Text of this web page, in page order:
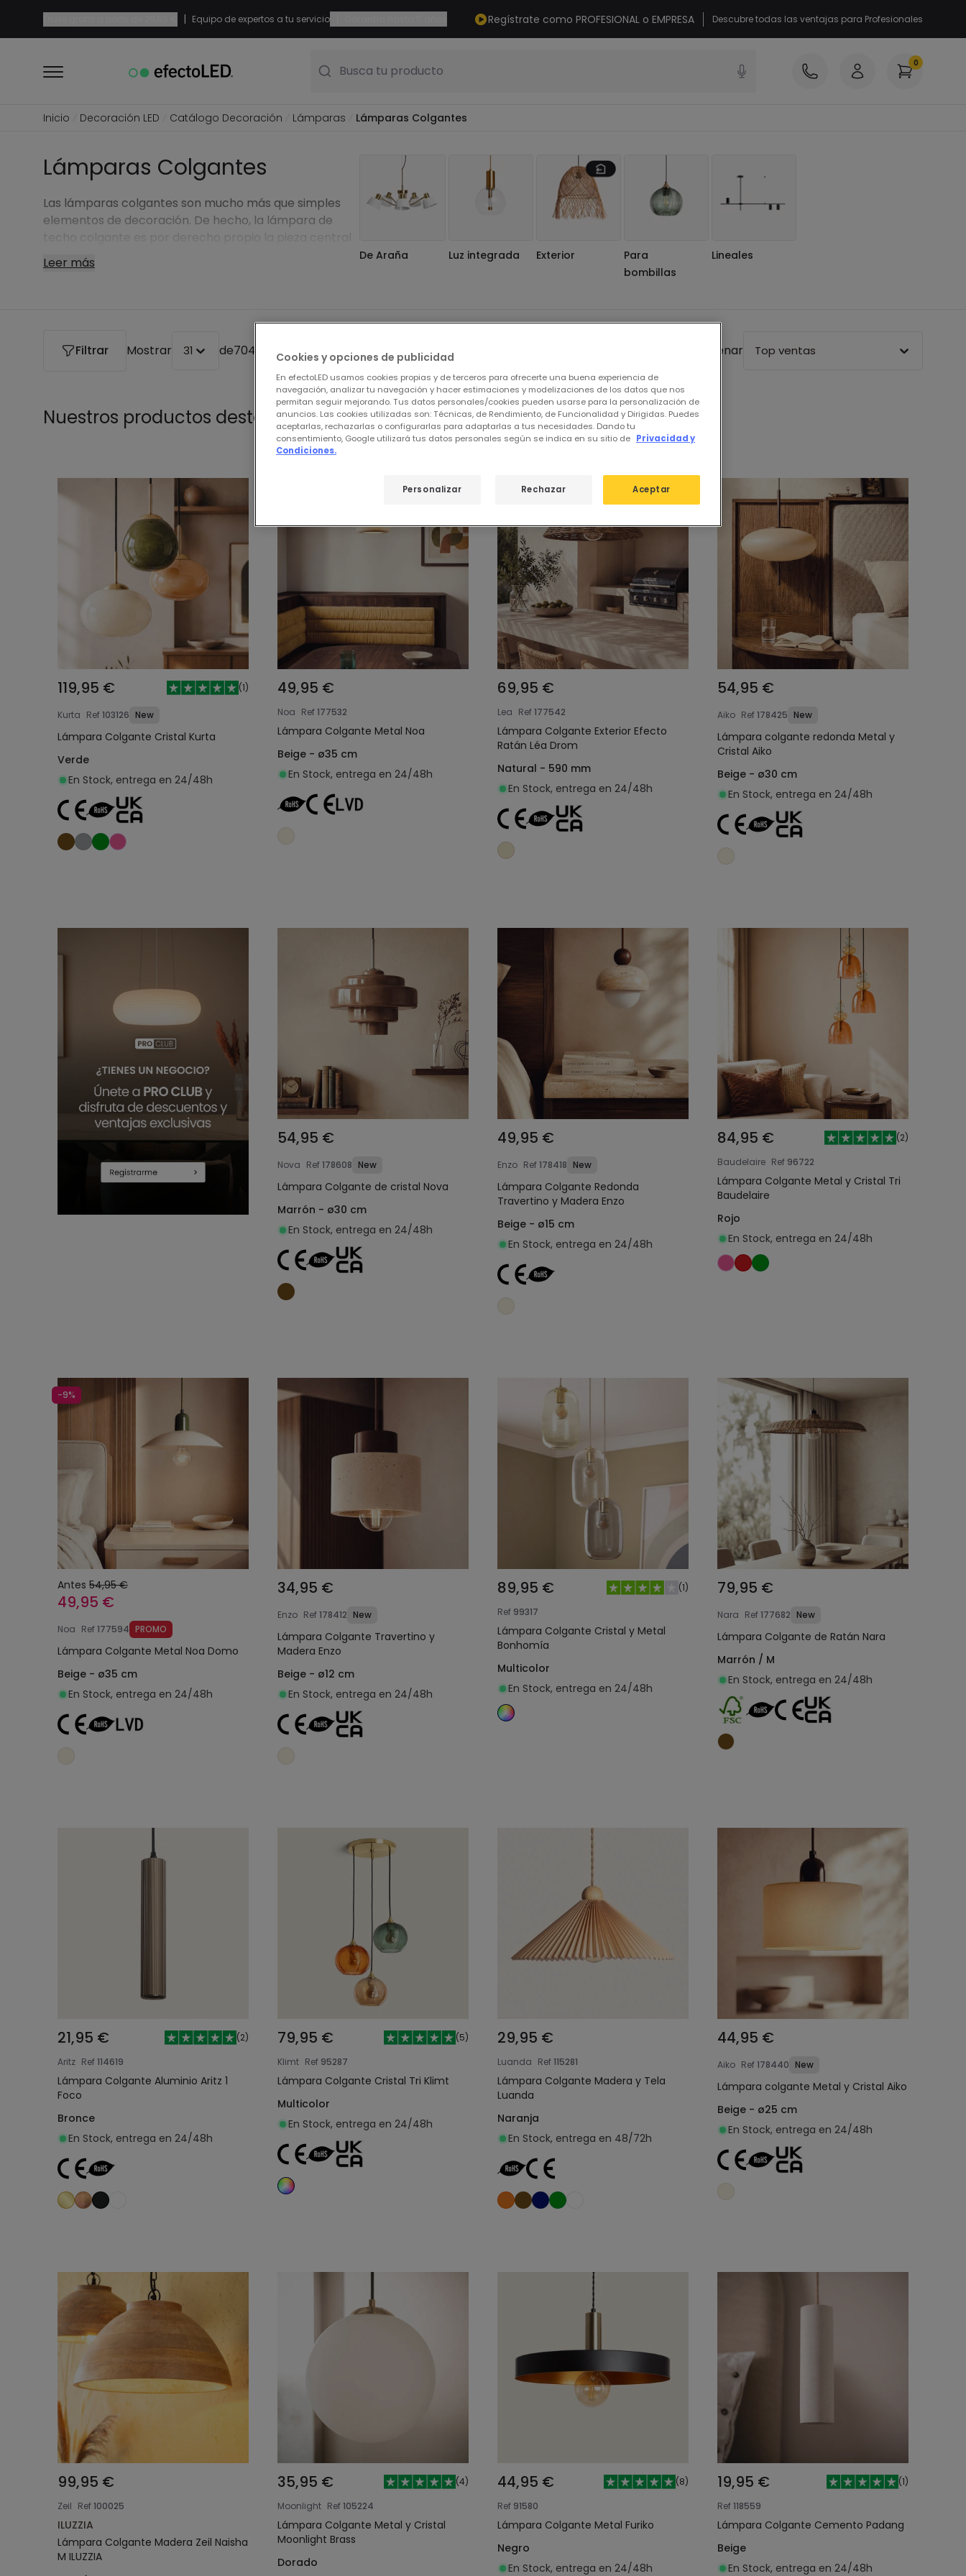
| Equipo de expertos a tu servicio Regístrate como PROFESIONAL o EMPRESA Descubre todas las ventajas para Profesionales
Busca tu producto 0
Inicio Decoración LED Catálogo Decoración Lámparas Lámparas Colgantes
Lámparas Colgantes
Las lámparas colgantes son mucho más que simples
elementos de decoración. De hecho, la lámpara de
techo colgante es por derecho propio la pieza central
de la iluminación de los distintos espacios de tu hogar.
Leer más De Araña Luz integrada Exterior
Para
bombillas
Lineales
Filtrar Mostrar 31 de704 productos Ordenar Top ventas
Nuestros productos destacados deLámparas Colgantes
119,95 € (1)
Kurta Ref103126 New
Lámpara Colgante Cristal Kurta
Verde
En Stock, entrega en 24/48h
49,95 €
Noa Ref177532
Lámpara Colgante Metal Noa
Beige - ø35 cm
En Stock, entrega en 24/48h
69,95 €
Lea Ref177542
Lámpara Colgante Exterior Efecto
Ratán Léa Drom
Natural - 590 mm
En Stock, entrega en 24/48h
54,95 €
Aiko Ref178425 New
Lámpara colgante redonda Metal y
Cristal Aiko
Beige - ø30 cm
En Stock, entrega en 24/48h
54,95 €
Nova Ref178608 New
Lámpara Colgante de cristal Nova
Marrón - ø30 cm
En Stock, entrega en 24/48h
49,95 €
Enzo Ref178418 New
Lámpara Colgante Redonda
Travertino y Madera Enzo
Beige - ø15 cm
En Stock, entrega en 24/48h
84,95 € (2)
Baudelaire Ref 96722
Lámpara Colgante Metal y Cristal Tri
Baudelaire
Rojo
En Stock, entrega en 24/48h
-9%
Antes 54,95 €
49,95 €
Noa Ref177594 PROMO
Lámpara Colgante Metal Noa Domo
Beige - ø35 cm
En Stock, entrega en 24/48h
34,95 €
Enzo Ref178412 New
Lámpara Colgante Travertino y
Madera Enzo
Beige - ø12 cm
En Stock, entrega en 24/48h
89,95 € (1)
Ref 99317
Lámpara Colgante Cristal y Metal
Bonhomía
Multicolor
En Stock, entrega en 24/48h
79,95 €
Nara Ref177682 New
Lámpara Colgante de Ratán Nara
Marrón / M
En Stock, entrega en 24/48h
21,95 € (2)
Aritz Ref114619
Lámpara Colgante Aluminio Aritz 1
Foco
Bronce
En Stock, entrega en 24/48h
79,95 € (5)
Klimt Ref 95287
Lámpara Colgante Cristal Tri Klimt
Multicolor
En Stock, entrega en 24/48h
29,95 €
Luanda Ref115281
Lámpara Colgante Madera y Tela
Luanda
Naranja
En Stock, entrega en 48/72h
Añadir al carrito
44,95 €
Aiko Ref178440 New
Lámpara colgante Metal y Cristal Aiko
Beige - ø25 cm
En Stock, entrega en 24/48h
99,95 €
Zeil Ref100025
ILUZZIA
Lámpara Colgante Madera Zeil Naisha
M ILUZZIA
35,95 € (4)
Moonlight Ref105224
Lámpara Colgante Metal y Cristal
Moonlight Brass
Dorado
44,95 € (8)
Ref 91580
Lámpara Colgante Metal Furiko
Negro
En Stock, entrega en 24/48h
19,95 € (1)
Ref118559
Lámpara Colgante Cemento Padang
Beige
En Stock, entrega en 24/48h
Cookies y opciones de publicidad
En efectoLED usamos cookies propias y de terceros para ofrecerte una buena experiencia de
navegación, analizar tu navegación y hacer estimaciones y modelizaciones de los datos que nos
permitan seguir mejorando. Tus datos personales/cookies pueden usarse para la personalización de
anuncios. Las cookies utilizadas son: Técnicas, de Rendimiento, de Funcionalidad y Dirigidas. Puedes
aceptarlas, rechazarlas o configurarlas para adaptarlas a tus necesidades. Dando tu
consentimiento, Google utilizará tus datos personales según se indica en su sitio de Privacidad y
Condiciones.
Rechazar Aceptar
Personalizar